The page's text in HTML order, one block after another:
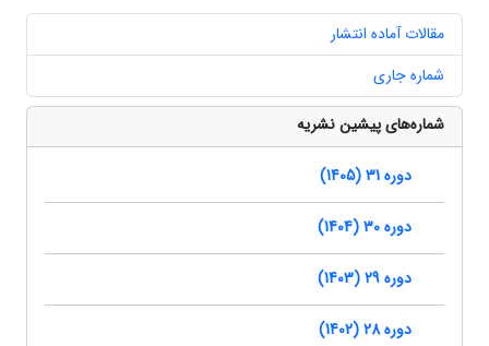
مقالات آماده انتشار
شماره جاری
شماره‌های پیشین نشریه
دوره 31 (1405)
دوره 30 (1404)
دوره 29 (1403)
دوره 28 (1402)